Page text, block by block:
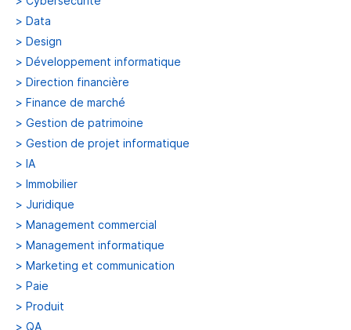
> Data
> Design
> Développement informatique
> Direction financière
> Finance de marché
> Gestion de patrimoine
> Gestion de projet informatique
> IA
> Immobilier
> Juridique
> Management commercial
> Management informatique
> Marketing et communication
> Paie
> Produit
> QA